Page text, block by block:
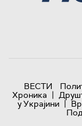
ВЕСТИ
Хроника |
у Украјини |